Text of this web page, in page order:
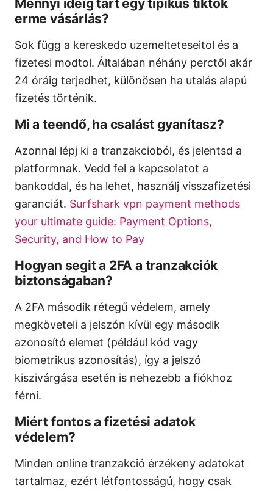
Mennyi ideig tart egy tipikus tiktok
erme vásárlás?
Sok függ a kereskedo uzemelteteseitol és a
fizetesi modtol. Általában néhány perctől akár
24 óráig terjedhet, különösen ha utalás alapú
fizetés történik.
Mi a teendő, ha csalást gyanítasz?
Azonnal lépj ki a tranzakcioból, és jelentsd a
platformnak. Vedd fel a kapcsolatot a
bankoddal, és ha lehet, használj visszafizetési
garanciát. Surfshark vpn payment methods
your ultimate guide: Payment Options,
Security, and How to Pay
Hogyan segit a 2FA a tranzakciók
biztonságaban?
A 2FA második rétegű védelem, amely
megköveteli a jelszón kívül egy második
azonosító elemet (például kód vagy
biometrikus azonosítás), így a jelszó
kiszivárgása esetén is nehezebb a fiókhoz
férni.
Miért fontos a fizetési adatok
védelem?
Minden online tranzakció érzékeny adatokat
tartalmaz, ezért létfontosságú, hogy csak